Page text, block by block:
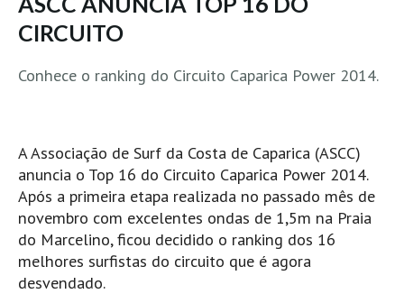
MINHO
Vila Praia de Âncora HD
GRANDE PORTO
Aguçadoura HD
Póvoa de Varzim
CIRCUITO
Conhece o ranking do Circuito Caparica Power 2014.
A Associação de Surf da Costa de Caparica (ASCC)
anuncia o Top 16 do Circuito Caparica Power 2014.
Após a primeira etapa realizada no passado mês de
novembro com excelentes ondas de 1,5m na Praia
do Marcelino, ficou decidido o ranking dos 16
melhores surfistas do circuito que é agora
desvendado.